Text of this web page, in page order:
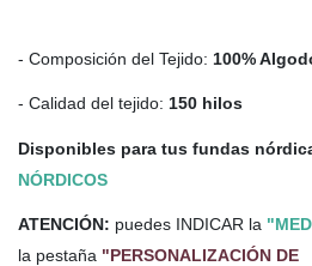
- Composición del Tejido: 100%
- Calidad del tejido: 150 hilos
Disponibles para tus fundas
NÓRDICOS
ATENCIÓN: puedes INDICAR la
la pestaña "PERSONALIZACIÓN DE